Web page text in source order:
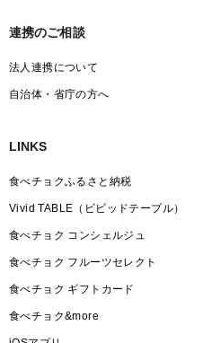
連携のご相談
法人連携について
自治体・省庁の方へ
LINKS
食べチョクふるさと納税
Vivid TABLE（ビビッドテーブル）
食べチョク コンシェルジュ
食べチョク フルーツセレクト
食べチョク ギフトカード
食べチョク&more